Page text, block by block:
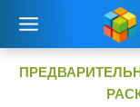
содержимому